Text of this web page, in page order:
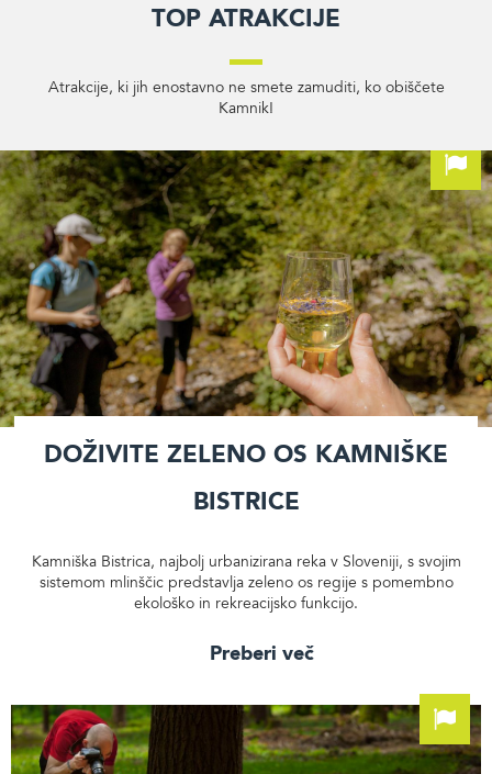
Top atrakcije
Atrakcije, ki jih enostavno ne smete zamuditi, ko obiščete
Kamnik!
Doživite Zeleno os Kamniške
Bistrice
Kamniška Bistrica, najbolj urbanizirana reka v Sloveniji, s svojim
sistemom mlinščic predstavlja zeleno os regije s pomembno
ekološko in rekreacijsko funkcijo.
Preberi več